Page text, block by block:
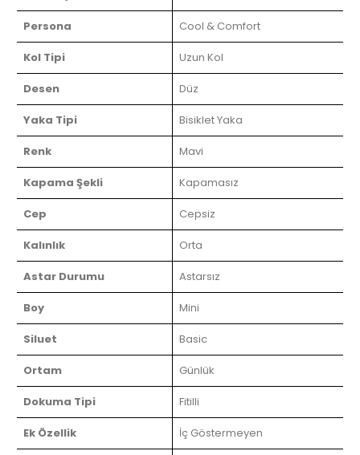
Persona Cool & Comfort
Kol Tipi Uzun Kol
Desen Düz
Yaka Tipi Bisiklet Yaka
Renk Mavi
Kapama Şekli Kapamasız
Cep Cepsiz
Kalınlık Orta
Astar Durumu Astarsız
Boy Mini
Siluet Basic
Ortam Günlük
Dokuma Tipi Fitilli
Ek Özellik İç Göstermeyen